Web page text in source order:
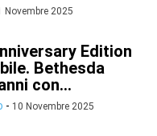
Novembre 2025
Edition
Bethesda
con...
- 10 Novembre 2025